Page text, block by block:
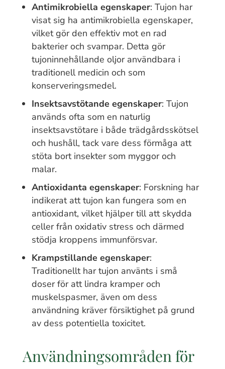
Antimikrobiella egenskaper: Tujon har
visat sig ha antimikrobiella egenskaper,
vilket gör den effektiv mot en rad
bakterier och svampar. Detta gör
tujoninnehållande oljor användbara i
traditionell medicin och som
konserveringsmedel.
Insektsavstötande egenskaper: Tujon
används ofta som en naturlig
insektsavstötare i både trädgårdsskötsel
och hushåll, tack vare dess förmåga att
stöta bort insekter som myggor och
malar.
Antioxidanta egenskaper: Forskning har
indikerat att tujon kan fungera som en
antioxidant, vilket hjälper till att skydda
celler från oxidativ stress och därmed
stödja kroppens immunförsvar.
Krampstillande egenskaper:
Traditionellt har tujon använts i små
doser för att lindra kramper och
muskelspasmer, även om dess
användning kräver försiktighet på grund
av dess potentiella toxicitet.
Användningsområden för